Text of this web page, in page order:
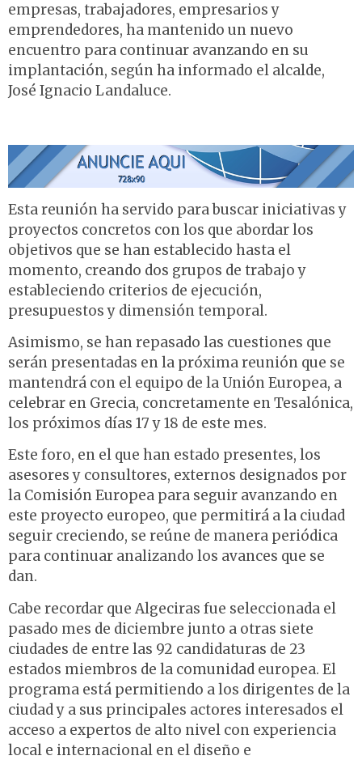
empresas, trabajadores, empresarios y
emprendedores, ha mantenido un nuevo
encuentro para continuar avanzando en su
implantación, según ha informado el alcalde,
José Ignacio Landaluce.
Esta reunión ha servido para buscar iniciativas y
proyectos concretos con los que abordar los
objetivos que se han establecido hasta el
momento, creando dos grupos de trabajo y
estableciendo criterios de ejecución,
presupuestos y dimensión temporal.
Asimismo, se han repasado las cuestiones que
serán presentadas en la próxima reunión que se
mantendrá con el equipo de la Unión Europea, a
celebrar en Grecia, concretamente en Tesalónica,
los próximos días 17 y 18 de este mes.
Este foro, en el que han estado presentes, los
asesores y consultores, externos designados por
la Comisión Europea para seguir avanzando en
este proyecto europeo, que permitirá a la ciudad
seguir creciendo, se reúne de manera periódica
para continuar analizando los avances que se
dan.
Cabe recordar que Algeciras fue seleccionada el
pasado mes de diciembre junto a otras siete
ciudades de entre las 92 candidaturas de 23
estados miembros de la comunidad europea. El
programa está permitiendo a los dirigentes de la
ciudad y a sus principales actores interesados el
acceso a expertos de alto nivel con experiencia
local e internacional en el diseño e